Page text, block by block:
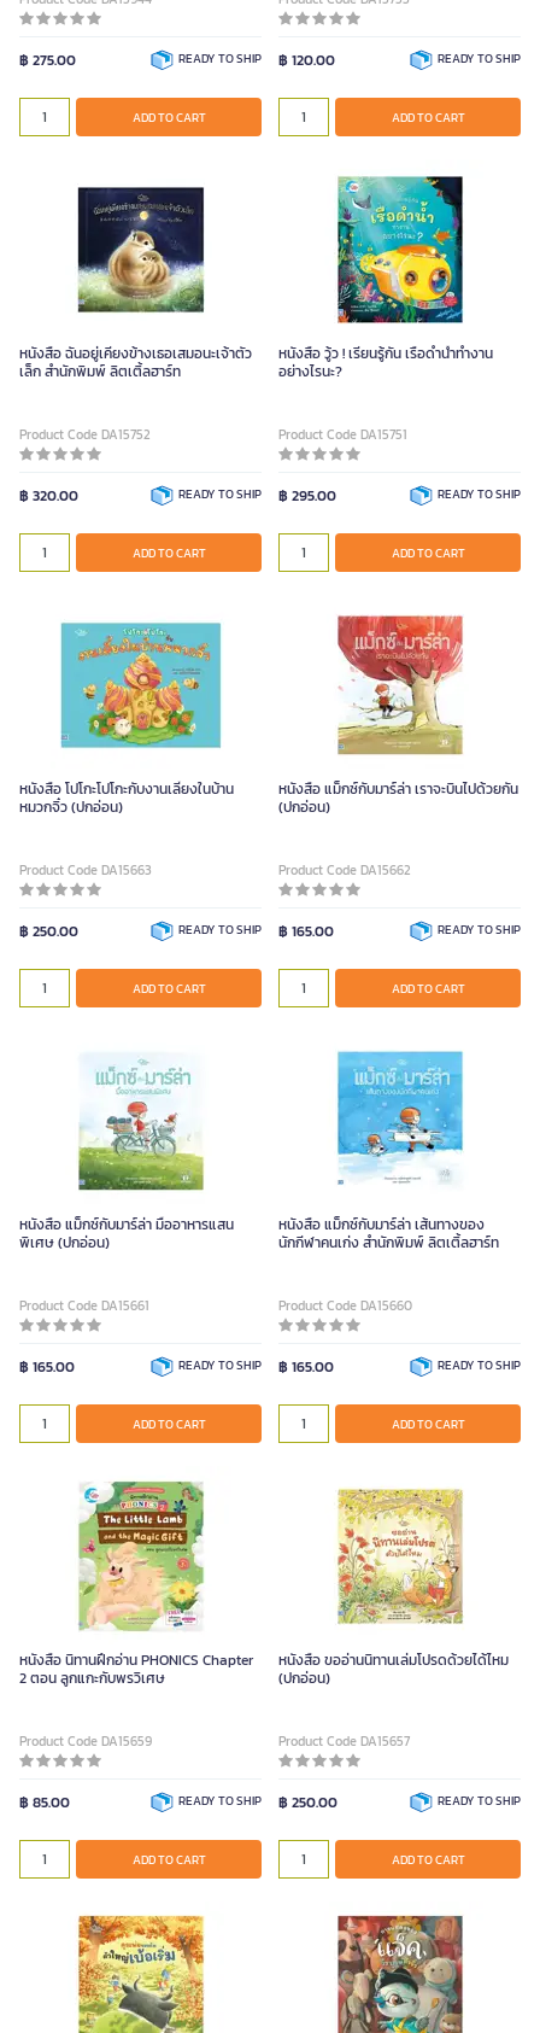
฿ 275.00 READY TO SHIP
ADD TO CART
฿ 120.00 READY TO SHIP
ADD TO CART
หนังสือ ฉันอยู่เคียงข้างเธอเสมอนะเจ้าตัว
เล็ก สำนักพิมพ์ ลิตเติ้ลฮาร์ท
Product Code DA15752
฿ 320.00 READY TO SHIP
ADD TO CART
หนังสือ วู้ว ! เรียนรู้กัน เรือดําน้ําทํางาน
อย่างไรนะ?
Product Code DA15751
฿ 295.00 READY TO SHIP
ADD TO CART
หนังสือ โปโกะโปโกะกับงานเลี้ยงในบ้าน
หมวกจิ๋ว (ปกอ่อน)
Product Code DA15663
฿ 250.00 READY TO SHIP
ADD TO CART
หนังสือ แม็กซ์กับมาร์ล่า เราจะบินไปด้วยกัน
(ปกอ่อน)
Product Code DA15662
฿ 165.00 READY TO SHIP
ADD TO CART
หนังสือ แม็กซ์กับมาร์ล่า มื้ออาหารแสน
พิเศษ (ปกอ่อน)
Product Code DA15661
฿ 165.00 READY TO SHIP
ADD TO CART
หนังสือ แม็กซ์กับมาร์ล่า เส้นทางของ
นักกีฬาคนเก่ง สำนักพิมพ์ ลิตเติ้ลฮาร์ท
Product Code DA15660
฿ 165.00 READY TO SHIP
ADD TO CART
หนังสือ นิทานฝึกอ่าน PHONICS Chapter
2 ตอน ลูกแกะกับพรวิเศษ
Product Code DA15659
฿ 85.00 READY TO SHIP
ADD TO CART
หนังสือ ขออ่านนิทานเล่มโปรดด้วยได้ไหม
(ปกอ่อน)
Product Code DA15657
฿ 250.00 READY TO SHIP
ADD TO CART